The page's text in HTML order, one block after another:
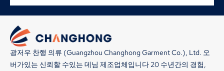
광저우 찬행 의류 (Guangzhou Changhong Garment Co.), Ltd. 오
버가있는 신뢰할 수있는 데님 제조업체입니다 20 수년간의 경험,